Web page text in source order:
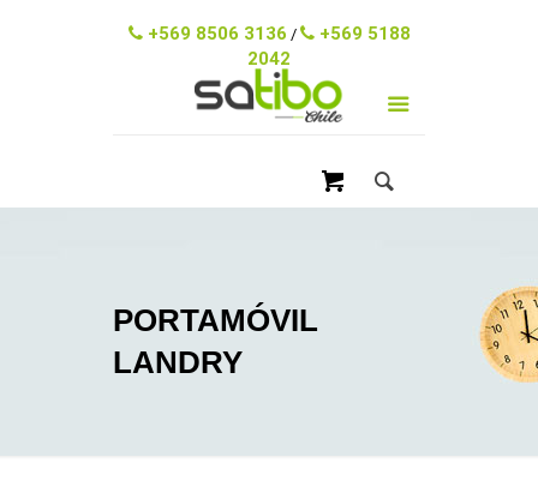
+569 8506 3136 /
+569 5188
2042
PORTAMÓVIL
LANDRY